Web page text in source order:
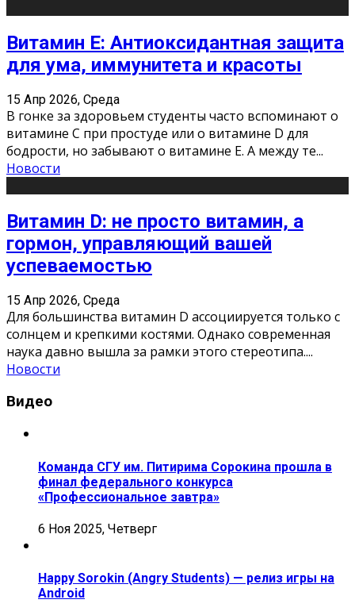
Витамин Е: Антиоксидантная защита
для ума, иммунитета и красоты
15 Апр 2026, Среда
В гонке за здоровьем студенты часто вспоминают о
витамине С при простуде или о витамине D для
бодрости, но забывают о витамине Е. А между те...
Новости
Витамин D: не просто витамин, а
гормон, управляющий вашей
успеваемостью
15 Апр 2026, Среда
Для большинства витамин D ассоциируется только с
солнцем и крепкими костями. Однако современная
наука давно вышла за рамки этого стереотипа....
Новости
Видео
Команда СГУ им. Питирима Сорокина прошла в
финал федерального конкурса
«Профессиональное завтра»
6 Ноя 2025, Четверг
Happy Sorokin (Angry Students) — релиз игры на
Android